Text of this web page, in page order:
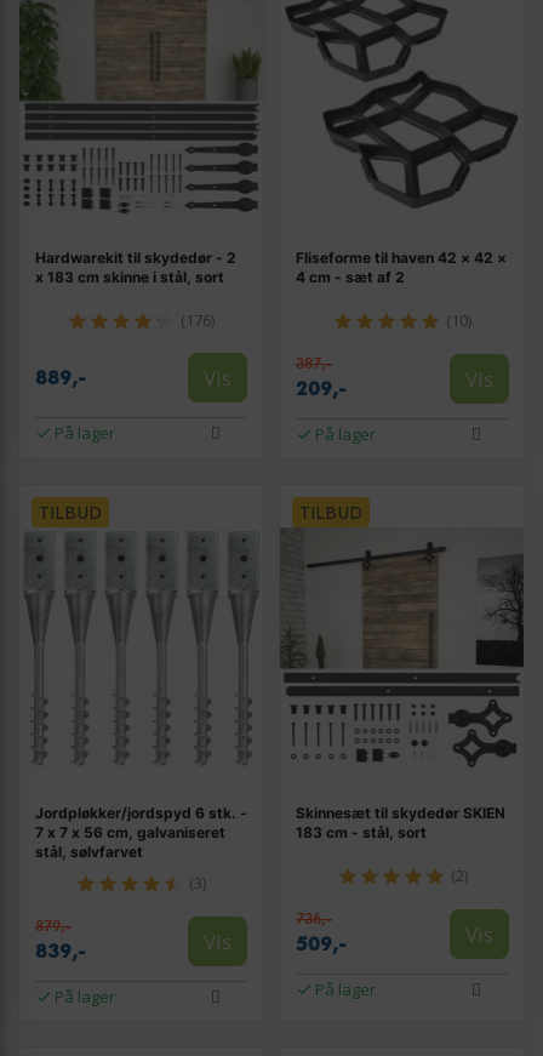
Hardwarekit til skydedør - 2
x 183 cm skinne i stål, sort
(176)
889,- Vis
På lager
Fliseforme til haven 42 × 42 ×
4 cm - sæt af 2
(10)
387,-
209,- Vis
På lager
TILBUD
Jordpløkker/jordspyd 6 stk. -
7 x 7 x 56 cm, galvaniseret
stål, sølvfarvet
(3)
879,-
839,- Vis
På lager
TILBUD
Skinnesæt til skydedør SKIEN
183 cm - stål, sort
(2)
736,-
509,- Vis
På lager